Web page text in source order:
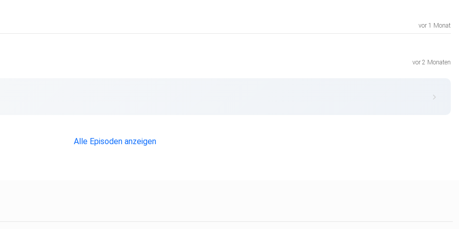
vor 1 Monat
vor 2 Monaten
Alle Episoden anzeigen